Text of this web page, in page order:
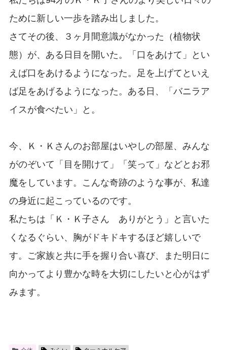
ために新しい一歩を踏み出しました。
さてその後、３ヶ月間意識がなかった（植物状
態）が、ある日目を開いた。「口をあけて」とい
えば口をあけるようになった。足を上げてといえ
ば足をあげるようになった。ある日、「バニラア
イスが食べたい」と。
今、Ｋ・Ｋさんのお部屋はいやしの部屋、みんな
がのぞいて「目を開けて」「笑って」などとお邪
魔をしています。こんな奇跡のような事が、私達
の身近に起こっているのです。
私たちは「Ｋ・Ｋ子さん ありがとう」と言いた
くなるぐらい、胸がドキドキするほど嬉しいで
す。ご家族と共に手を握り合い喜び、また明日に
向かってより豊かな時を大切にしたいと心がはず
みます。